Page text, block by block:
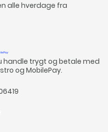
alle hverdage fra
handle trygt og betale med
og MobilePay.